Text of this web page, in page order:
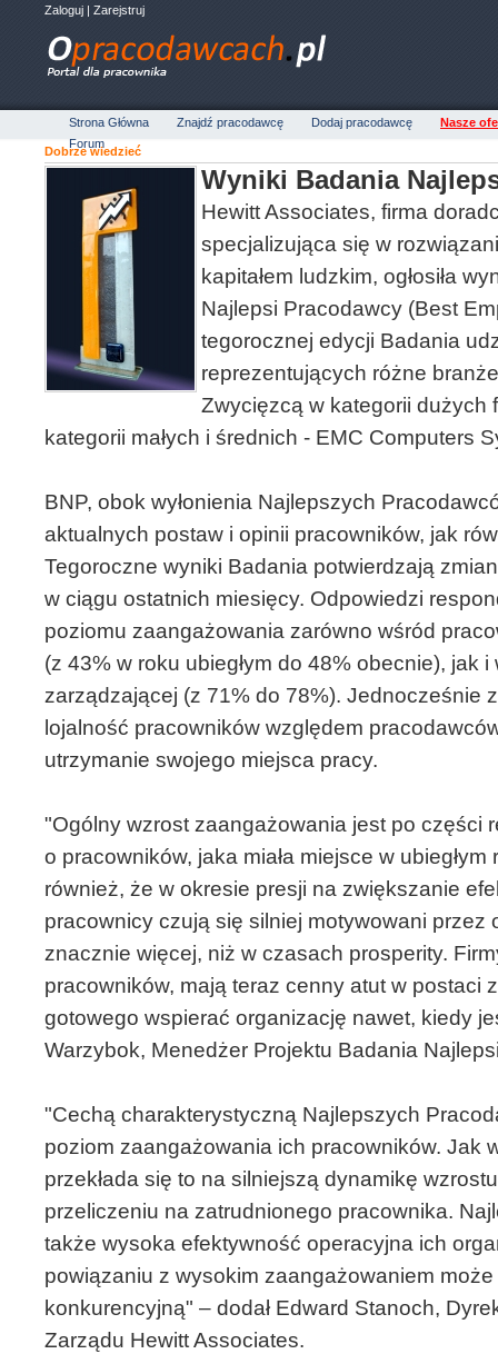
Zaloguj | Zarejstruj
Strona Główna Znajdź pracodawcę Dodaj pracodawcę
Nasze
Forum
Dobrze wiedzieć
Wyniki Badania
Hewitt Associates, firma
specjalizująca się w
kapitałem ludzkim, ogłosiła
Najlepsi Pracodawcy (Best
tegorocznej edycji Badania
reprezentujących różne
Zwycięzcą w kategorii dużych
kategorii małych i średnich - EMC Computers
BNP, obok wyłonienia Najlepszych
aktualnych postaw i opinii pracowników, jak
Tegoroczne wyniki Badania potwierdzają
w ciągu ostatnich miesięcy. Odpowiedzi
poziomu zaangażowania zarówno wśród
(z 43% w roku ubiegłym do 48% obecnie), jak
zarządzającej (z 71% do 78%). Jednocześnie
lojalność pracowników względem
utrzymanie swojego miejsca pracy.
"Ogólny wzrost zaangażowania jest po części
o pracowników, jaka miała miejsce w
również, że w okresie presji na zwiększanie
pracownicy czują się silniej motywowani przez
znacznie więcej, niż w czasach prosperity.
pracowników, mają teraz cenny atut w postaci
gotowego wspierać organizację nawet, kiedy
Warzybok, Menedżer Projektu Badania
"Cechą charakterystyczną Najlepszych
poziom zaangażowania ich pracowników. Jak
przekłada się to na silniejszą dynamikę
przeliczeniu na zatrudnionego pracownika.
także wysoka efektywność operacyjna ich
powiązaniu z wysokim zaangażowaniem
konkurencyjną" – dodał Edward Stanoch,
Zarządu Hewitt Associates.